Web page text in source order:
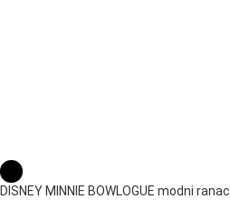
DISNEY MINNIE BOWLOGUE modni ranac